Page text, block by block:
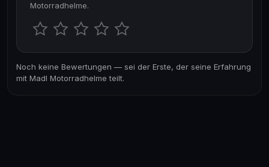
Motorradhelme.
Noch keine Bewertungen — sei der Erste, der seine Erfahrung
mit Madl Motorradhelme teilt.